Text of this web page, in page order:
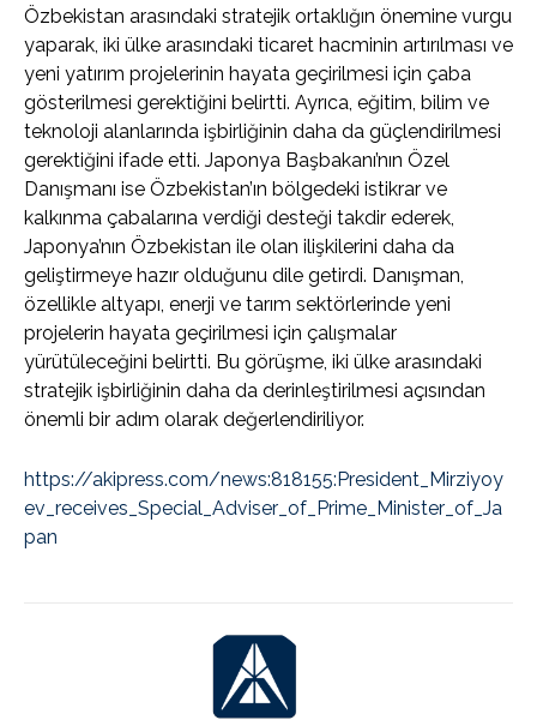
Özbekistan arasındaki stratejik ortaklığın önemine vurgu
yaparak, iki ülke arasındaki ticaret hacminin artırılması ve
yeni yatırım projelerinin hayata geçirilmesi için çaba
gösterilmesi gerektiğini belirtti. Ayrıca, eğitim, bilim ve
teknoloji alanlarında işbirliğinin daha da güçlendirilmesi
gerektiğini ifade etti. Japonya Başbakanı’nın Özel
Danışmanı ise Özbekistan’ın bölgedeki istikrar ve
kalkınma çabalarına verdiği desteği takdir ederek,
Japonya’nın Özbekistan ile olan ilişkilerini daha da
geliştirmeye hazır olduğunu dile getirdi. Danışman,
özellikle altyapı, enerji ve tarım sektörlerinde yeni
projelerin hayata geçirilmesi için çalışmalar
yürütüleceğini belirtti. Bu görüşme, iki ülke arasındaki
stratejik işbirliğinin daha da derinleştirilmesi açısından
önemli bir adım olarak değerlendiriliyor.
https://akipress.com/news:818155:President_Mirziyoy
ev_receives_Special_Adviser_of_Prime_Minister_of_Ja
pan